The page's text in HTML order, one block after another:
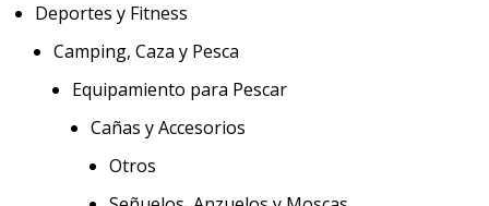
Deportes y Fitness
Camping, Caza y Pesca
Equipamiento para Pescar
Cañas y Accesorios
Otros